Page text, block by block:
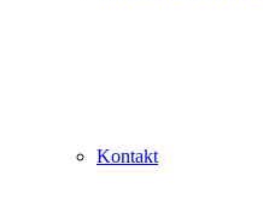
Kontakt